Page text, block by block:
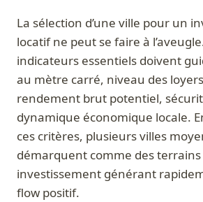
La sélection d’une ville pour un
locatif ne peut se faire à
indicateurs essentiels doivent
au mètre carré, niveau des
rendement brut potentiel,
dynamique économique locale.
ces critères, plusieurs villes
démarquent comme des
investissement générant
flow positif.